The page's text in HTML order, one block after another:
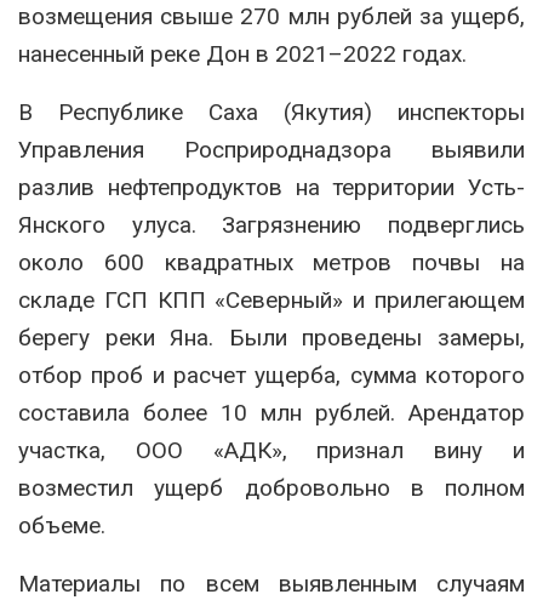
возмещения свыше 270 млн рублей за ущерб,
нанесенный реке Дон в 2021–2022 годах.
В Республике Саха (Якутия) инспекторы
Управления Росприроднадзора выявили
разлив нефтепродуктов на территории Усть-
Янского улуса. Загрязнению подверглись
около 600 квадратных метров почвы на
складе ГСП КПП «Северный» и прилегающем
берегу реки Яна. Были проведены замеры,
отбор проб и расчет ущерба, сумма которого
составила более 10 млн рублей. Арендатор
участка, ООО «АДК», признал вину и
возместил ущерб добровольно в полном
объеме.
Материалы по всем выявленным случаям